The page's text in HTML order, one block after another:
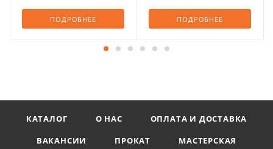
ПОДРОБНЕЕ ПОДРОБНЕЕ
КАТАЛОГ О НАС
ОПЛАТА И ДОСТАВКА
ВАКАНСИИ
ПРОКАТ МАСТЕРСКАЯ